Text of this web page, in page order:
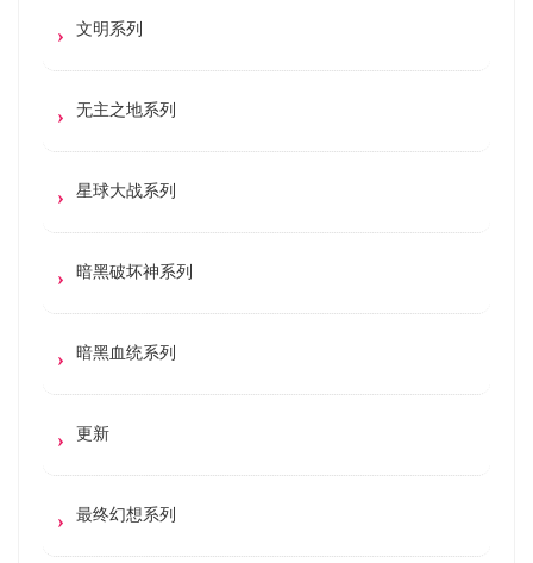
文明系列
无主之地系列
星球大战系列
暗黑破坏神系列
暗黑血统系列
更新
最终幻想系列